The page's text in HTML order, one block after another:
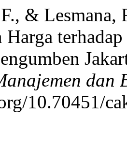
& Lesmana,
Harga
dan
10.70451/